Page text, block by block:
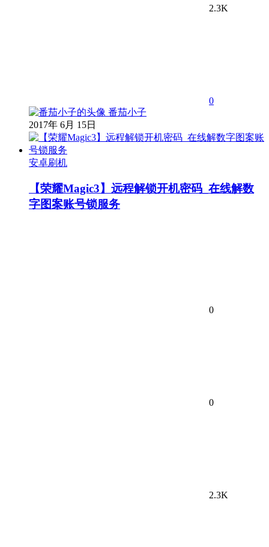
2.3K
0
番茄小子
2017年 6月 15日
安卓刷机
【荣耀Magic3】远程解锁开机密码_在线解数
字图案账号锁服务
0
0
2.3K